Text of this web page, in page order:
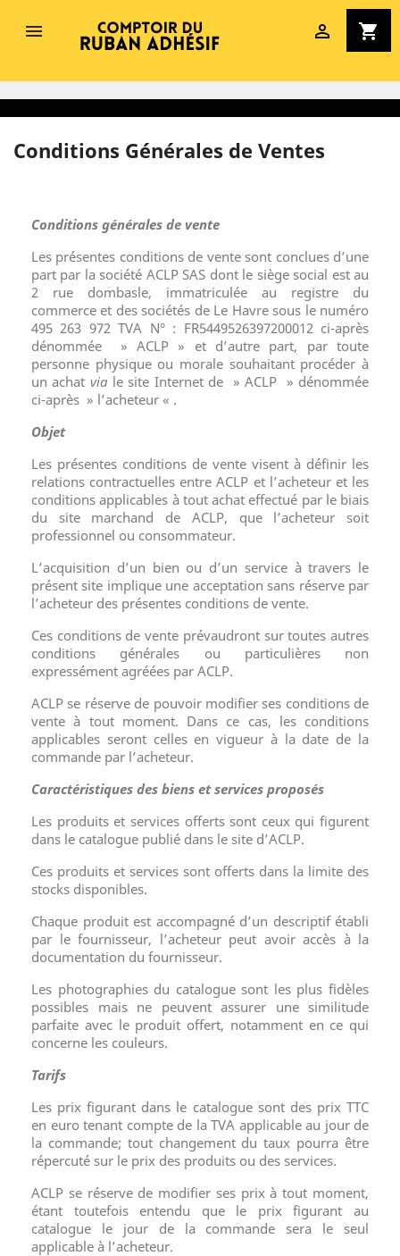
 shopping_cart

Conditions Générales de Ventes
Conditions générales de vente
Les présentes conditions de vente sont conclues d’une
part par la société ACLP SAS dont le siège social est au
2 rue dombasle, immatriculée au registre du
commerce et des sociétés de Le Havre sous le numéro
495 263 972 TVA N° : FR5449526397200012 ci-après
dénommée » ACLP » et d’autre part, par toute
personne physique ou morale souhaitant procéder à
un achat via le site Internet de » ACLP » dénommée
ci-après » l’acheteur « .
Objet
Les présentes conditions de vente visent à définir les
relations contractuelles entre ACLP et l’acheteur et les
conditions applicables à tout achat effectué par le biais
du site marchand de ACLP, que l’acheteur soit
professionnel ou consommateur.
L’acquisition d’un bien ou d’un service à travers le
présent site implique une acceptation sans réserve par
l’acheteur des présentes conditions de vente.
Ces conditions de vente prévaudront sur toutes autres
conditions générales ou particulières non
expressément agréées par ACLP.
ACLP se réserve de pouvoir modifier ses conditions de
vente à tout moment. Dans ce cas, les conditions
applicables seront celles en vigueur à la date de la
commande par l’acheteur.
Caractéristiques des biens et services proposés
Les produits et services offerts sont ceux qui figurent
dans le catalogue publié dans le site d’ACLP.
Ces produits et services sont offerts dans la limite des
stocks disponibles.
Chaque produit est accompagné d’un descriptif établi
par le fournisseur, l’acheteur peut avoir accès à la
documentation du fournisseur.
Les photographies du catalogue sont les plus fidèles
possibles mais ne peuvent assurer une similitude
parfaite avec le produit offert, notamment en ce qui
concerne les couleurs.
Tarifs
Les prix figurant dans le catalogue sont des prix TTC
en euro tenant compte de la TVA applicable au jour de
la commande; tout changement du taux pourra être
répercuté sur le prix des produits ou des services.
ACLP se réserve de modifier ses prix à tout moment,
étant toutefois entendu que le prix figurant au
catalogue le jour de la commande sera le seul
applicable à l’acheteur.